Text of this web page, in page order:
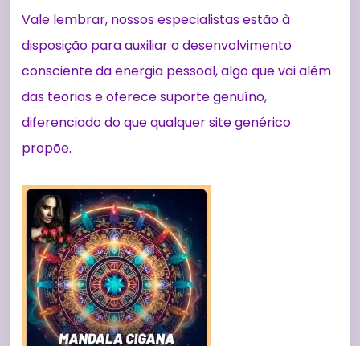
Vale lembrar, nossos especialistas estão à
disposição para auxiliar o desenvolvimento
consciente da energia pessoal, algo que vai além
das teorias e oferece suporte genuíno,
diferenciado do que qualquer site genérico
propõe.